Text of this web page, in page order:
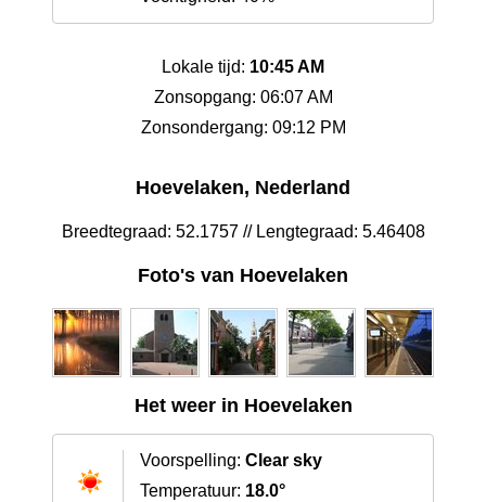
Lokale tijd: 10:45 AM
Zonsopgang: 06:07 AM
Zonsondergang: 09:12 PM
Hoevelaken, Nederland
Breedtegraad: 52.1757 // Lengtegraad: 5.46408
Foto's van Hoevelaken
Het weer in Hoevelaken
Voorspelling: Clear sky
Temperatuur: 18.0°